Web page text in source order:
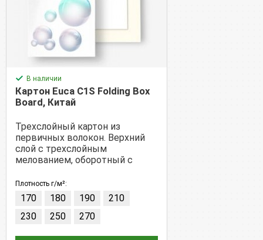
В наличии
Картон Euca C1S Folding Box
Board, Китай
Трехслойный картон из
первичных волокон. Верхний
слой с трехслойным
мелованием, оборотный с
Плотность г/м²:
170 180 190
210
230
250 270